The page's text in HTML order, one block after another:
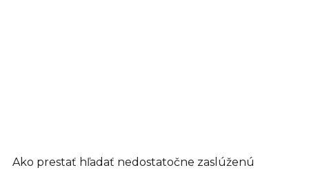
Ako prestať hľadať nedostatočne zaslúženú